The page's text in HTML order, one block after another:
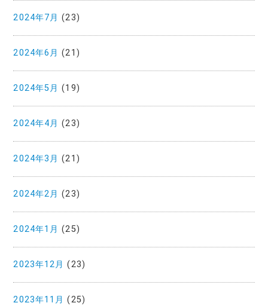
2024年7月 (23)
2024年6月 (21)
2024年5月 (19)
2024年4月 (23)
2024年3月 (21)
2024年2月 (23)
2024年1月 (25)
2023年12月 (23)
2023年11月 (25)